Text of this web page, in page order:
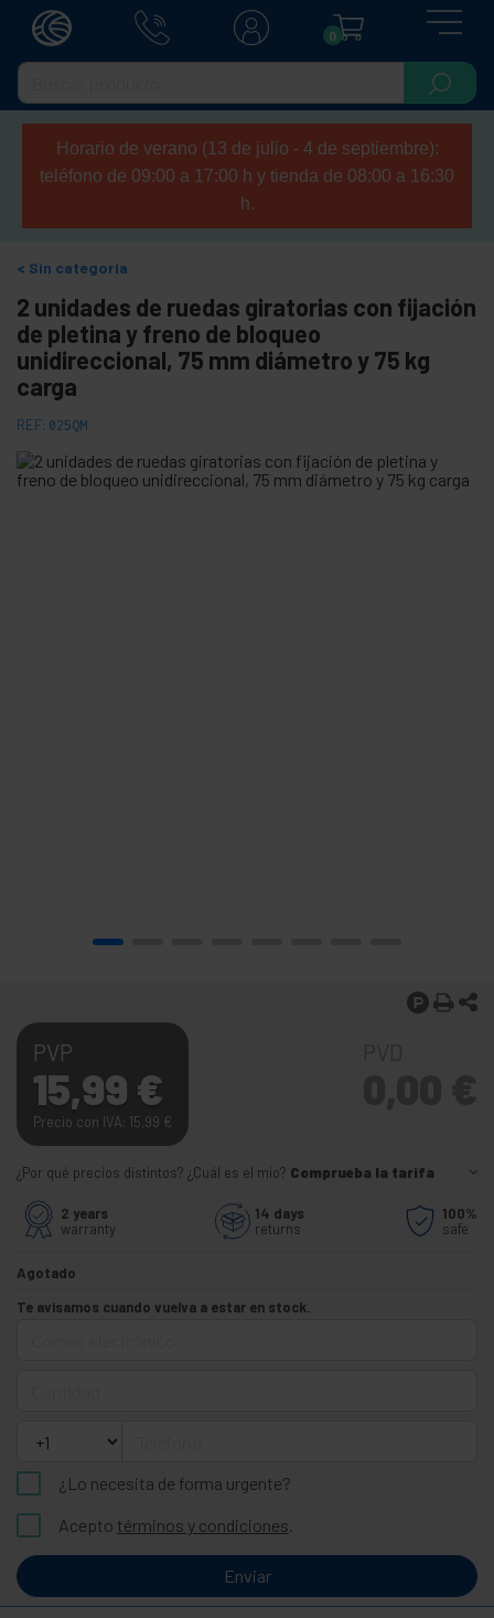
0
Horario de verano (13 de julio - 4 de septiembre):
teléfono de 09:00 a 17:00 h y tienda de 08:00 a 16:30
h.
Sin categoría
2 unidades de ruedas giratorias con fijación
de pletina y freno de bloqueo
unidireccional, 75 mm diámetro y 75 kg
carga
REF: 025QM
PVP
15,99 €
Precio con IVA: 15,99 €
¿Por qué precios distintos? ¿Cuál es el mío? Comprueba la tarifa
2 years
warranty
14 days
returns
100%
safe
Agotado
Te avisamos cuando vuelva a estar en stock.
¿Lo necesita de forma urgente?
Acepto términos y condiciones.
Enviar